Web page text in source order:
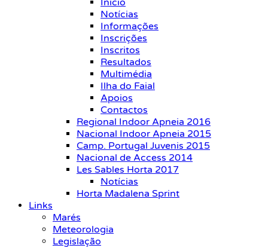
Início
Notícias
Informações
Inscrições
Inscritos
Resultados
Multimédia
Ilha do Faial
Apoios
Contactos
Regional Indoor Apneia 2016
Nacional Indoor Apneia 2015
Camp. Portugal Juvenis 2015
Nacional de Access 2014
Les Sables Horta 2017
Notícias
Horta Madalena Sprint
Links
Marés
Meteorologia
Legislação